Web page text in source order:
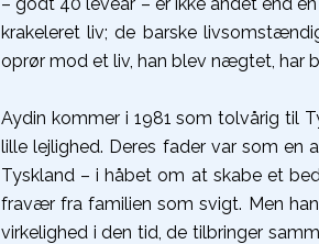
krakeleret liv; de barske
oprør mod et liv, han blev nægtet, har
Aydin kommer i 1981 som tolvårig til
lille lejlighed. Deres fader var som
Tyskland – i håbet om at skabe et
fravær fra familien som svigt. Men
virkelighed i den tid, de tilbringer